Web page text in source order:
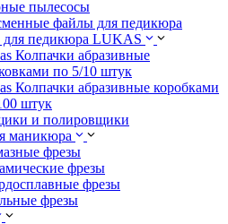
пылесосы
файлы для педикюра
для педикюра LUKAS
Колпачки абразивные
по 5/10 штук
Колпачки абразивные коробками
штук
и полировщики
маникюра
фрезы
фрезы
фрезы
фрезы